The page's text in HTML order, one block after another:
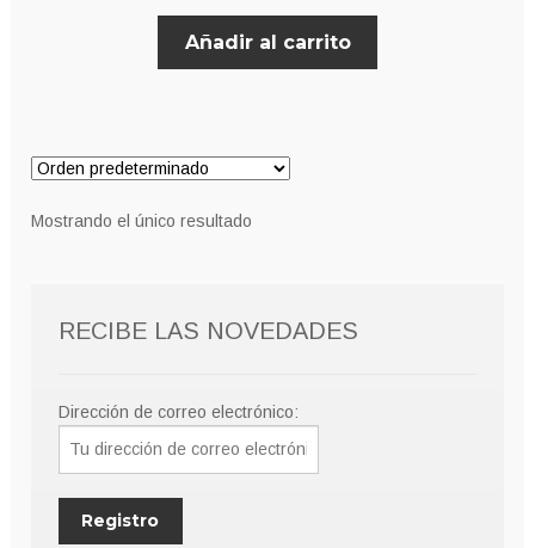
precio
original
precio
actual
Añadir al carrito
Mostrando el único resultado
RECIBE LAS NOVEDADES
Dirección de correo electrónico: